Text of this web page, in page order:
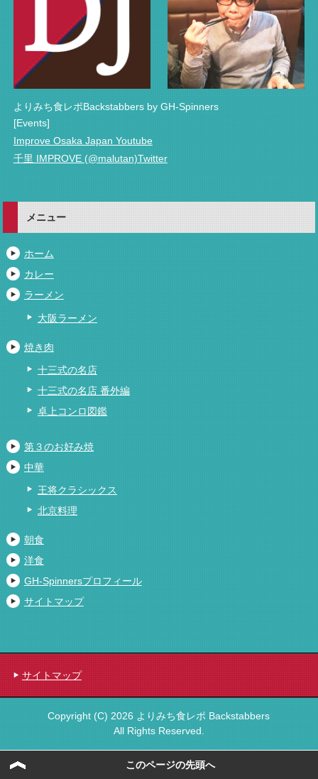
よりみち食レポBackstabbers by GH-Spinners
[Events]
Improve Osaka Japan Youtube
千里 IMPROVE (@malutan)Twitter
メニュー
ホーム
カレー
ラーメン
大阪ラーメン
焼き肉
十三式の名店
十三式の名店 番外編
卓上コンロ図鑑
第３のお好み焼
中華
王将クラシックス
北京料理
朝食
洋食
GH-Spinnersプロフィール
サイトマップ
サイトマップ
Copyright (C) 2026 よりみち食レポ Backstabbers
All Rights Reserved.
このページの先頭へ